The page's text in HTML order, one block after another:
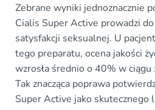
Zebrane wyniki jednoznacznie
Cialis Super Active prowadzi
satysfakcji seksualnej. U
tego preparatu, ocena jakości
wzrosła średnio o 40% w
Tak znacząca poprawa
Super Active jako skutecznego